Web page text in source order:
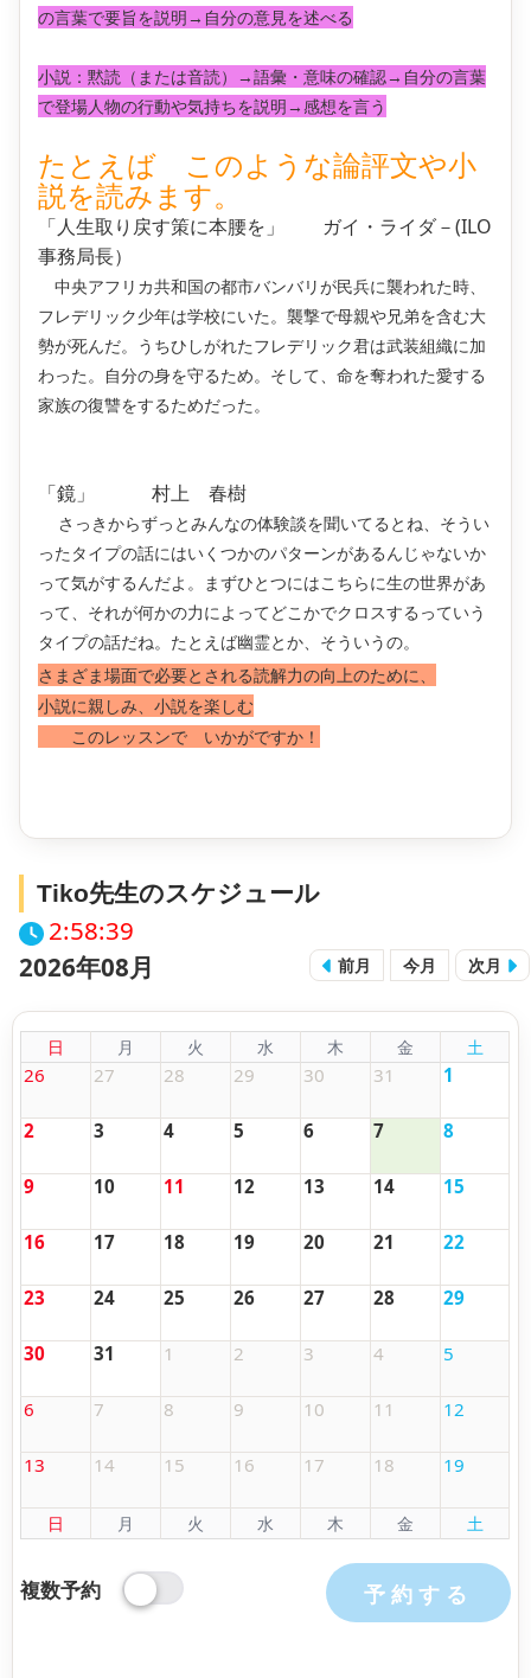
の言葉で要旨を説明→自分の意見を述べる
小説：黙読（または音読）→語彙・意味の確認→自分の言葉
で登場人物の行動や気持ちを説明→感想を言う
たとえば このような論評文や小
説を読みます。
「人生取り戻す策に本腰を」 ガイ・ライダ－(ILO
事務局長）
中央アフリカ共和国の都市バンバリが民兵に襲われた時、
フレデリック少年は学校にいた。襲撃で母親や兄弟を含む大
勢が死んだ。うちひしがれたフレデリック君は武装組織に加
わった。自分の身を守るため。そして、命を奪われた愛する
家族の復讐をするためだった。
「鏡」 村上 春樹
さっきからずっとみんなの体験談を聞いてるとね、そうい
ったタイプの話にはいくつかのパターンがあるんじゃないか
って気がするんだよ。まずひとつにはこちらに生の世界があ
って、それが何かの力によってどこかでクロスするっていう
タイプの話だね。たとえば幽霊とか、そういうの。
さまざま場面で必要とされる読解力の向上のために、
小説に親しみ、小説を楽しむ
このレッスンで いかがですか！
Tiko先生のスケジュール
2:58:40
2026年08月
前月 今月 次月
日 月 火 水 木 金 土
26 27 28 29 30 31 1
2 3 4 5 6 7 8
9 10 11 12 13 14 15
16 17 18 19 20 21 22
23 24 25 26 27 28 29
30 31 1 2 3 4 5
6 7 8 9 10 11 12
13 14 15 16 17 18 19
日 月 火 水 木 金 土
複数予約 予約する